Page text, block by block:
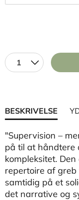
1
BESKRIVELSE
"Supervision –
på til at håndtere
kompleksitet.
repertoire af
samtidig på et
det narrative og